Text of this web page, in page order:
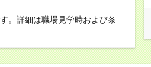
。詳細は職場見学時および条